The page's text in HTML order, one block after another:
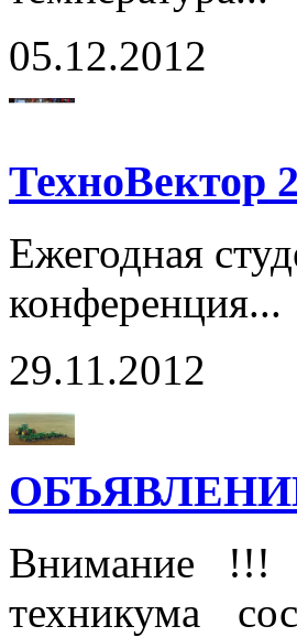
05.12.2012
ТехноВектор
Ежегодная
конференция...
29.11.2012
Внимание !!!
техникума